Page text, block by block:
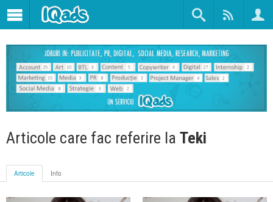
Articole care fac referire la Teki
Articole Info